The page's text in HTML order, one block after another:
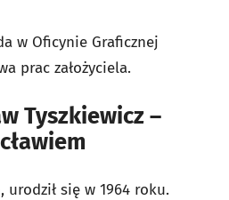
w Oficynie Graficznej
prac założyciela.
Tyszkiewicz –
urodził się w 1964 roku.